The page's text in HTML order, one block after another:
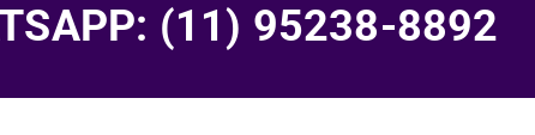
(11) 95238-8892